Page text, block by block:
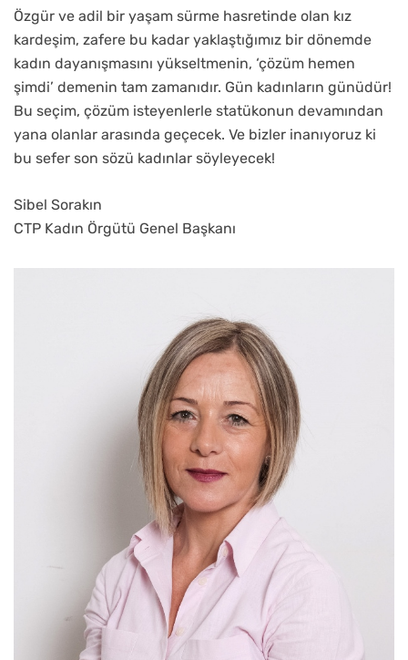
Özgür ve adil bir yaşam sürme hasretinde olan kız
kardeşim, zafere bu kadar yaklaştığımız bir dönemde
kadın dayanışmasını yükseltmenin, ‘çözüm hemen
şimdi’ demenin tam zamanıdır. Gün kadınların günüdür!
Bu seçim, çözüm isteyenlerle statükonun devamından
yana olanlar arasında geçecek. Ve bizler inanıyoruz ki
bu sefer son sözü kadınlar söyleyecek!
Sibel Sorakın
CTP Kadın Örgütü Genel Başkanı